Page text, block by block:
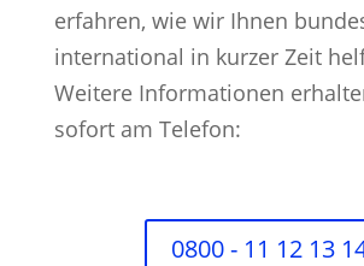
erfahren, wie wir Ihnen
international in kurzer Zeit
Weitere Informationen
sofort am Telefon:
0800 - 11 12 13